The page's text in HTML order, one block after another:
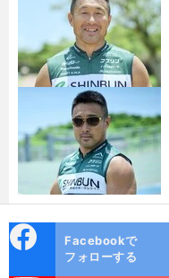
ok
Facebookで
フォローする